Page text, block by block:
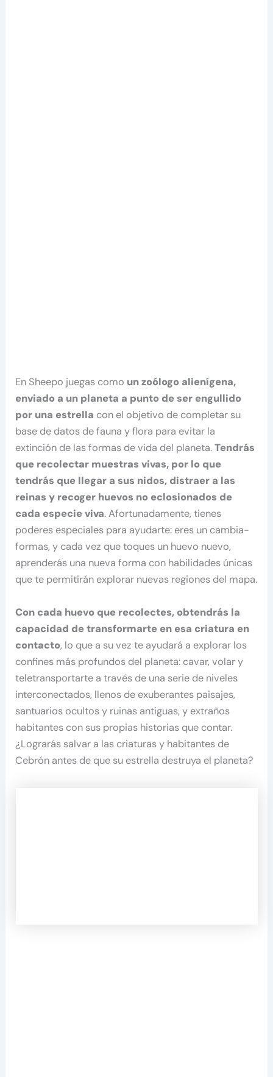
En Sheepo juegas como un zoólogo alienígena,
enviado a un planeta a punto de ser engullido
por una estrella con el objetivo de completar su
base de datos de fauna y flora para evitar la
extinción de las formas de vida del planeta.Tendrás
que recolectar muestras vivas, por lo que
tendrás que llegar a sus nidos, distraer a las
reinas y recoger huevos no eclosionados de
cada especie viva. Afortunadamente, tienes
poderes especiales para ayudarte: eres un cambia-
formas, y cada vez que toques un huevo nuevo,
aprenderás una nueva forma con habilidades únicas
que te permitirán explorar nuevas regiones del mapa.
Con cada huevo que recolectes, obtendrás la
capacidad de transformarte en esa criatura en
contacto, lo que a su vez te ayudará a explorar los
confines más profundos del planeta: cavar, volar y
teletransportarte a través de una serie de niveles
interconectados, llenos de exuberantes paisajes,
santuarios ocultos y ruinas antiguas, y extraños
habitantes con sus propias historias que contar.
¿Lograrás salvar a las criaturas y habitantes de
Cebrón antes de que su estrella destruya el planeta?